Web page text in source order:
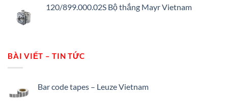
120/899.000.02S Bộ thắng Mayr Vietnam
BÀI VIẾT – TIN TỨC
Bar code tapes – Leuze Vietnam